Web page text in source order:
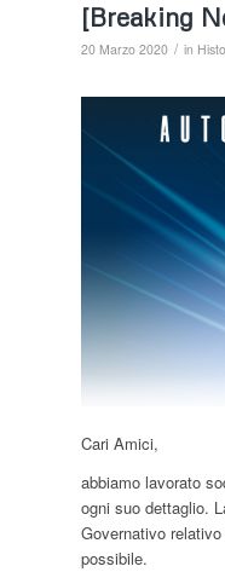
[Breaking
20 Marzo 2020 / in
Cari Amici,
abbiamo lavorato
ogni suo dettaglio.
Governativo
possibile.